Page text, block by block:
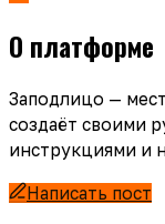
О платформе
Заподлицо —
создаёт своими
инструкциями и
Написать пост